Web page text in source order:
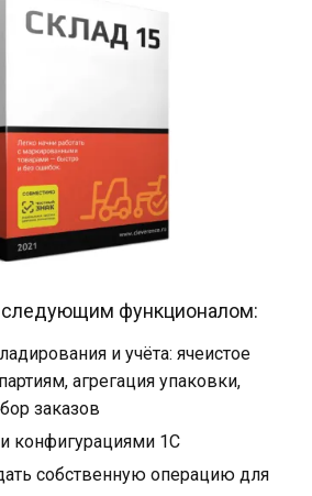
функционалом:
и учёта: ячеистое
агрегация упаковки,
заказов
конфигурациями 1С
собственную операцию для